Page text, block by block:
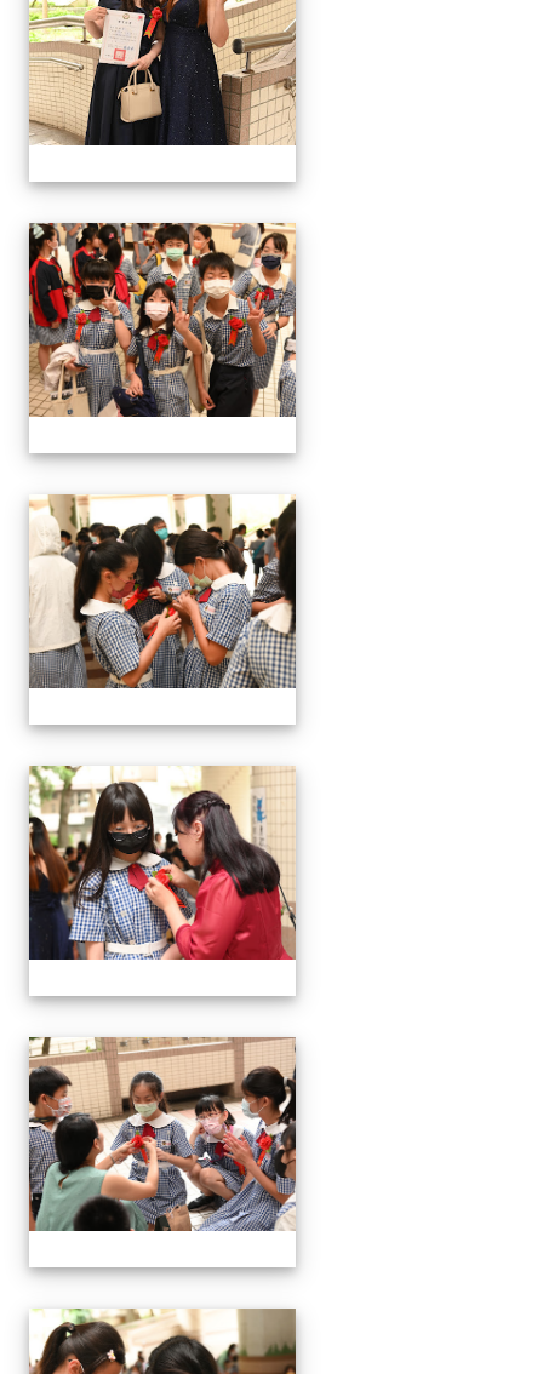
24屆文化國小畢業典禮
24屆文化國小畢業典禮
24屆文化國小畢業典禮
24屆文化國小畢業典禮